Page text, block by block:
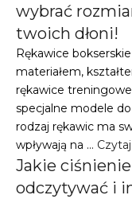
wybrać
twoich dłoni!
Rękawice
materiałem,
rękawice
specjalne modele
rodzaj rękawic ma
wpływają na …
Jakie
odczytywać i